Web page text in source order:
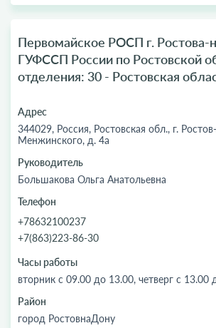
Первомайское РОСП г. Ростова-
ГУФССП России по Ростовской
отделения: 30 - Ростовская
Адрес
344029, Россия, Ростовская обл., г.
Менжинского, д. 4а
Руководитель
Большакова Ольга Анатольевна
Телефон
+78632100237
+7(863)223-86-30
Часы работы
вторник с 09.00 до 13.00, четверг с 13.00
Район
город РостовнаДону